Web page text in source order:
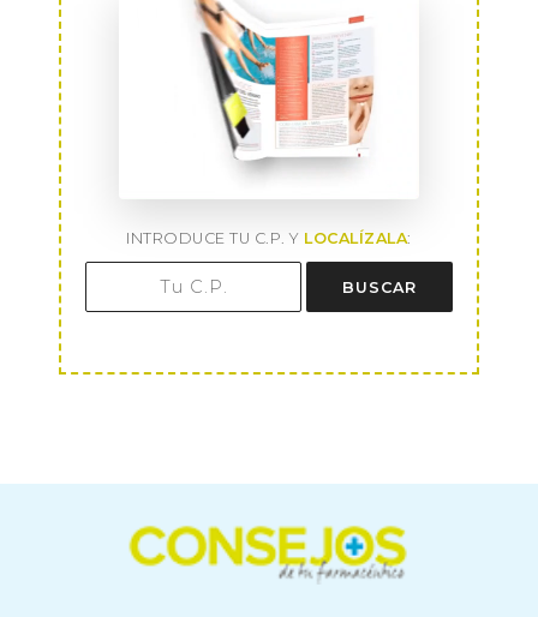
INTRODUCE TU C.P. Y LOCALÍZALA:
BUSCAR